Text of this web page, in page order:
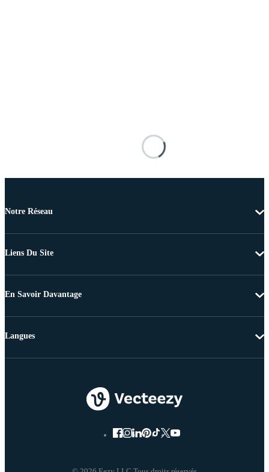
Notre Réseau
Liens Du Site
En Savoir Davantage
Langues